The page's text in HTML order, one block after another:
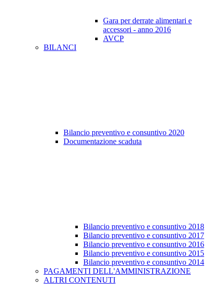
Gara per derrate alimentari e
accessori - anno 2016
AVCP
BILANCI
Bilancio preventivo e consuntivo 2020
Documentazione scaduta
Bilancio preventivo e consuntivo 2018
Bilancio preventivo e consuntivo 2017
Bilancio preventivo e consuntivo 2016
Bilancio preventivo e consuntivo 2015
Bilancio preventivo e consuntivo 2014
PAGAMENTI DELL'AMMINISTRAZIONE
ALTRI CONTENUTI